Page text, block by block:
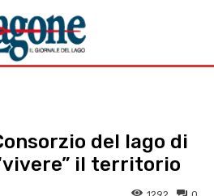
del lago di
il territorio